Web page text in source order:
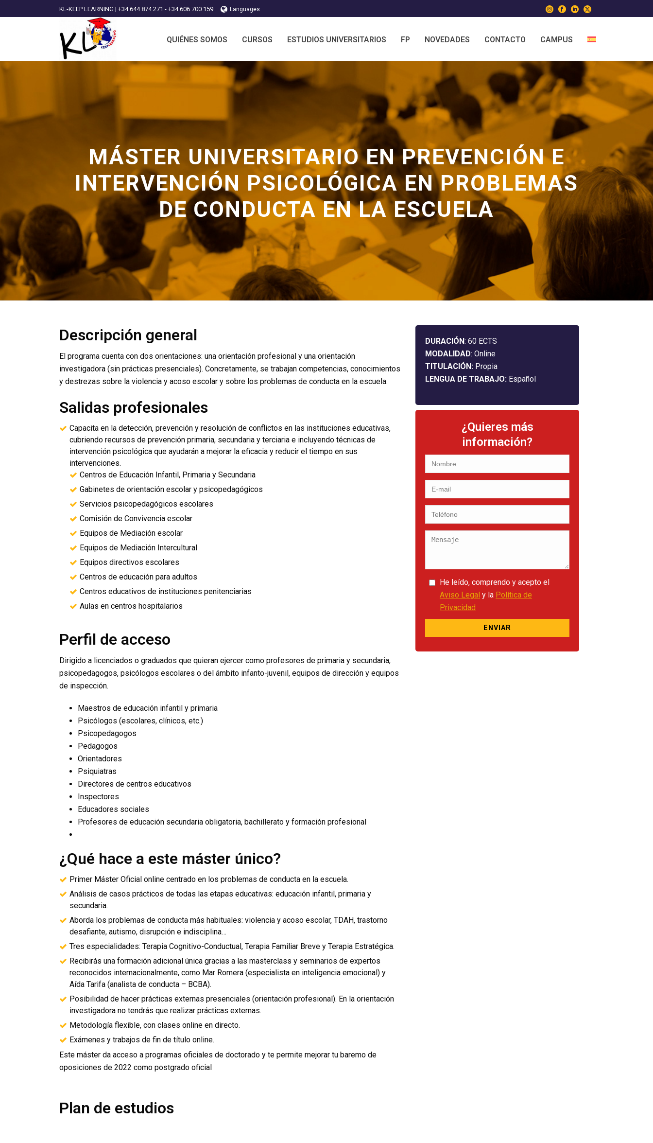
KL-KEEP LEARNING | +34 644 874 271 - +34 606 700 159 Languages
QUIÉNES SOMOS CURSOS ESTUDIOS UNIVERSITARIOS FP NOVEDADES CONTACTO CAMPUS
MÁSTER UNIVERSITARIO EN PREVENCIÓN E
INTERVENCIÓN PSICOLÓGICA EN PROBLEMAS
DE CONDUCTA EN LA ESCUELA
Descripción general
El programa cuenta con dos orientaciones: una orientación profesional y una orientación
investigadora (sin prácticas presenciales). Concretamente, se trabajan competencias, conocimientos
y destrezas sobre la violencia y acoso escolar y sobre los problemas de conducta en la escuela.
Salidas profesionales
Capacita en la detección, prevención y resolución de conflictos en las instituciones educativas,
cubriendo recursos de prevención primaria, secundaria y terciaria e incluyendo técnicas de
intervención psicológica que ayudarán a mejorar la eficacia y reducir el tiempo en sus
intervenciones.
Centros de Educación Infantil, Primaria y Secundaria
Gabinetes de orientación escolar y psicopedagógicos
Servicios psicopedagógicos escolares
Comisión de Convivencia escolar
Equipos de Mediación escolar
Equipos de Mediación Intercultural
Equipos directivos escolares
Centros de educación para adultos
Centros educativos de instituciones penitenciarias
Aulas en centros hospitalarios
Perfil de acceso
Dirigido a licenciados o graduados que quieran ejercer como profesores de primaria y secundaria,
psicopedagogos, psicólogos escolares o del ámbito infanto-juvenil, equipos de dirección y equipos
de inspección.
Maestros de educación infantil y primaria
Psicólogos (escolares, clínicos, etc.)
Psicopedagogos
Pedagogos
Orientadores
Psiquiatras
Directores de centros educativos
Inspectores
Educadores sociales
Profesores de educación secundaria obligatoria, bachillerato y formación profesional
¿Qué hace a este máster único?
Primer Máster Oficial online centrado en los problemas de conducta en la escuela.
Análisis de casos prácticos de todas las etapas educativas: educación infantil, primaria y
secundaria.
Aborda los problemas de conducta más habituales: violencia y acoso escolar, TDAH, trastorno
desafiante, autismo, disrupción e indisciplina…
Tres especialidades: Terapia Cognitivo-Conductual, Terapia Familiar Breve y Terapia Estratégica.
Recibirás una formación adicional única gracias a las masterclass y seminarios de expertos
reconocidos internacionalmente, como Mar Romera (especialista en inteligencia emocional) y
Aída Tarifa (analista de conducta – BCBA).
Posibilidad de hacer prácticas externas presenciales (orientación profesional). En la orientación
investigadora no tendrás que realizar prácticas externas.
Metodología flexible, con clases online en directo.
Exámenes y trabajos de fin de título online.
Este máster da acceso a programas oficiales de doctorado y te permite mejorar tu baremo de
oposiciones de 2022 como postgrado oficial
Plan de estudios
DURACIÓN: 60 ECTS
MODALIDAD: Online
TITULACIÓN: Propia
LENGUA DE TRABAJO: Español
¿Quieres más
información?
He leído, comprendo y acepto el
Aviso Legal y la Política de
Privacidad